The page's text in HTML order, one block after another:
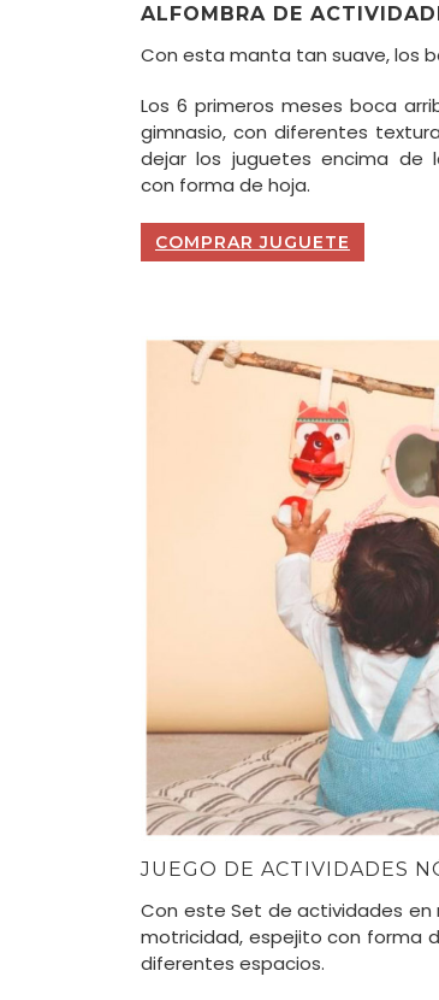
ALFOMBRA DE
Con esta manta tan suave, los
Los 6 primeros meses boca
gimnasio, con diferentes
dejar los juguetes encima
con forma de hoja.
COMPRAR JUGUETE
JUEGO DE ACTIVIDADES
Con este Set de actividades
motricidad, espejito con forma
diferentes espacios.